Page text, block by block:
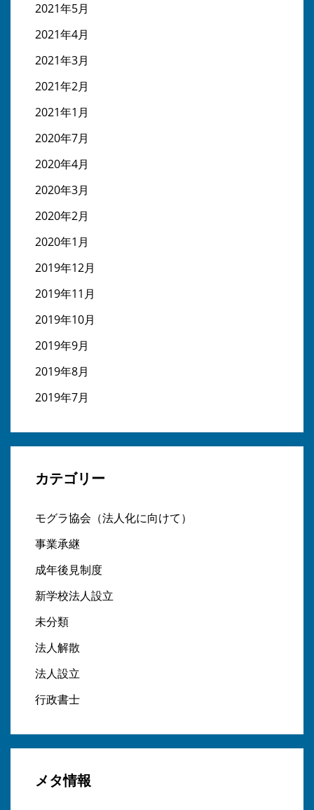
2021年5月
2021年4月
2021年3月
2021年2月
2021年1月
2020年7月
2020年4月
2020年3月
2020年2月
2020年1月
2019年12月
2019年11月
2019年10月
2019年9月
2019年8月
2019年7月
カテゴリー
モグラ協会（法人化に向けて）
事業承継
成年後見制度
新学校法人設立
未分類
法人解散
法人設立
行政書士
メタ情報